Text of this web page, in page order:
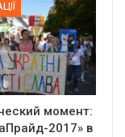
момент:
2017» в